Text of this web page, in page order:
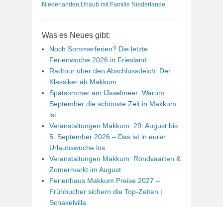
Niederlanden Urlaub mit Familie Niederlande
Was es Neues gibt:
Noch Sommerferien? Die letzte
Ferienwoche 2026 in Friesland
Radtour über den Abschlussdeich: Der
Klassiker ab Makkum
Spätsommer am IJsselmeer: Warum
September die schönste Zeit in Makkum
ist
Veranstaltungen Makkum: 29. August bis
5. September 2026 – Das ist in eurer
Urlaubswoche los
Veranstaltungen Makkum: Rondvaarten &
Zomermarkt im August
Ferienhaus Makkum Preise 2027 –
Frühbucher sichern die Top-Zeiten |
Schakelvilla